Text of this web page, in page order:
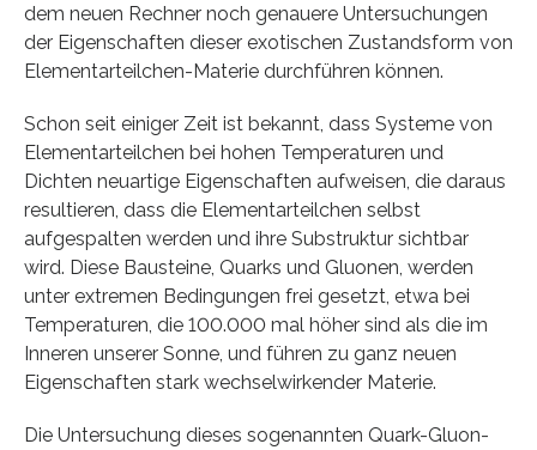
dem neuen Rechner noch genauere Untersuchungen
der Eigenschaften dieser exotischen Zustandsform von
Elementarteilchen-Materie durchführen können.
Schon seit einiger Zeit ist bekannt, dass Systeme von
Elementarteilchen bei hohen Temperaturen und
Dichten neuartige Eigenschaften aufweisen, die daraus
resultieren, dass die Elementarteilchen selbst
aufgespalten werden und ihre Substruktur sichtbar
wird. Diese Bausteine, Quarks und Gluonen, werden
unter extremen Bedingungen frei gesetzt, etwa bei
Temperaturen, die 100.000 mal höher sind als die im
Inneren unserer Sonne, und führen zu ganz neuen
Eigenschaften stark wechselwirkender Materie.
Die Untersuchung dieses sogenannten Quark-Gluon-